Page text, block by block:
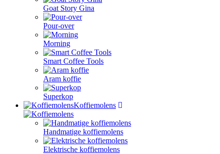
Goat Story Gina
Pour-over
Morning
Smart Coffee Tools
Aram koffie
Superkop
Koffiemolens
Handmatige koffiemolens
Elektrische koffiemolens